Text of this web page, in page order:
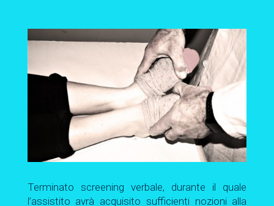
Terminato screening verbale, durante il quale
l’assistito avrà acquisito sufficienti nozioni alla